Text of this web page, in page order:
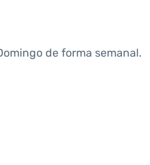
de forma semanal.